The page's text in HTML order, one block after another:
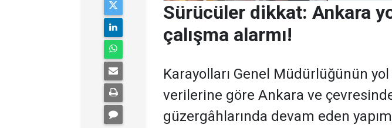
Sürücüler dikkat: Ankara
çalışma alarmı!
Karayolları Genel Müdürlüğünün
verilerine göre Ankara ve
güzergâhlarında devam eden